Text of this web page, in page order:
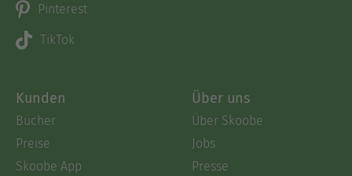
Pinterest
TikTok
Kunden
Bücher
Preise
Skoobe App
Über uns
Über Skoobe
Jobs
Presse